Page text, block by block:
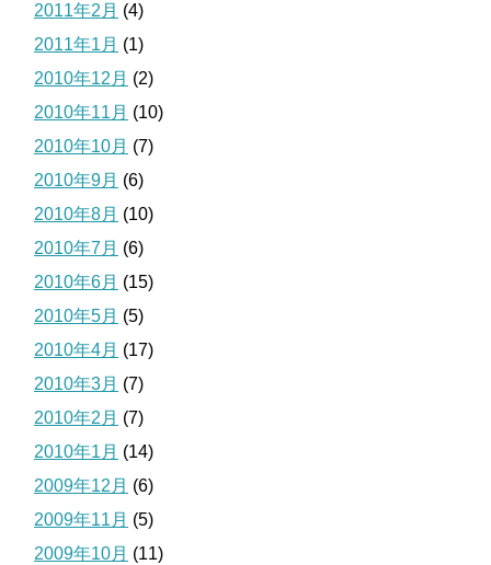
2011年2月 (4)
2011年1月 (1)
2010年12月 (2)
2010年11月 (10)
2010年10月 (7)
2010年9月 (6)
2010年8月 (10)
2010年7月 (6)
2010年6月 (15)
2010年5月 (5)
2010年4月 (17)
2010年3月 (7)
2010年2月 (7)
2010年1月 (14)
2009年12月 (6)
2009年11月 (5)
2009年10月 (11)